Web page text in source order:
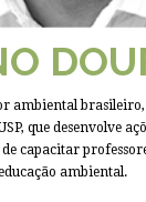
ambiental
que desenvolve
capacitar
ambiental.